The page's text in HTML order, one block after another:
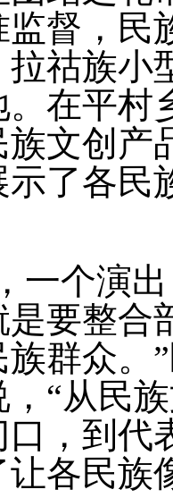
督，民
拉祜族
在平村
文创产
示了各民
一个演
要整合
群众。
“从民
口，到代
各民族